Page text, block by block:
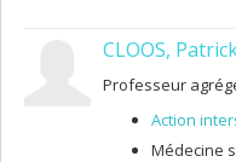
CLOOS,
Professeur
Action
Médecine